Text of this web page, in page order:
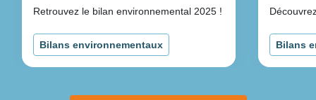
Retrouvez le bilan environnemental 2025 !
Bilans environnementaux Bilans